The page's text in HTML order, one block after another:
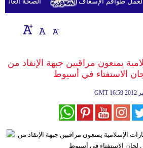
ثقافة
إقتصاد
وموسيقى
يمنعون مراقبين جبهة الإنقاذ من
الاستفتاء في أسيوط
GMT